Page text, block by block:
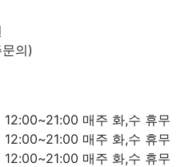
의)
12:00~21:00 매주 화,수 휴무
12:00~21:00 매주 화,수 휴무
12:00~21:00 매주 화,수 휴무